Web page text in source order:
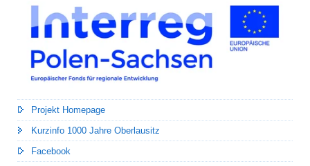
Projekt Homepage
Kurzinfo 1000 Jahre Oberlausitz
Facebook